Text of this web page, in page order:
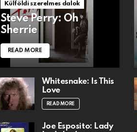
Külföldi szerelmes dalok
Steve Perry: Oh
Sherrie
READ MORE
Whitesnake: Is This
Love
READ MORE
Joe Esposito: Lady